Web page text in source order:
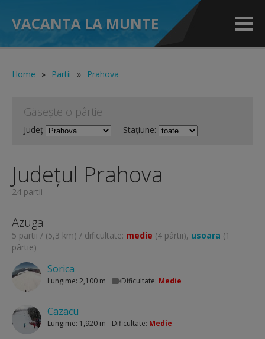
VACANTA LA MUNTE
Home » Partii » Prahova
Găsește o pârtie
Județ Stațiune:
Județul Prahova
24 partii
Azuga
5 partii / (5,3 km) / dificultate: medie (4 pârtii), usoara (1
pârtie)
Sorica
Lungime: 2,100 m Dificultate: Medie
Cazacu
Lungime: 1,920 m Dificultate: Medie